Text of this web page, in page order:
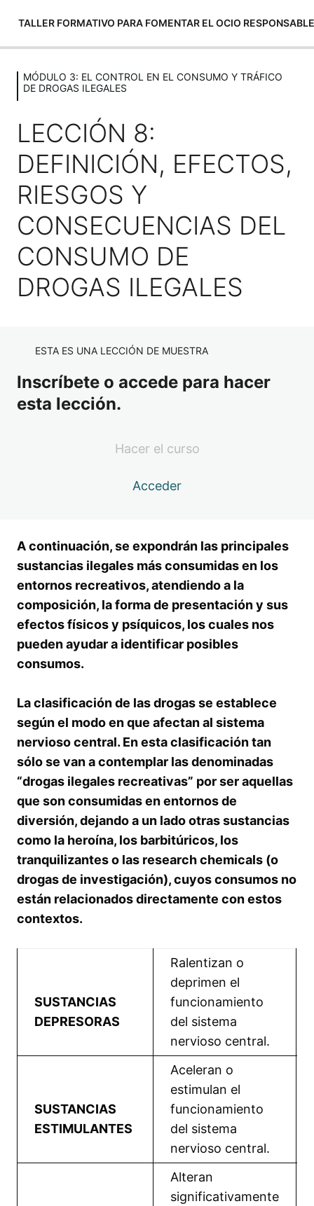
TALLER FORMATIVO PARA FOMENTAR EL OCIO RESPONSABLE
MÓDULO 1: EVALUACIÓN INICIAL
MÓDULO 2: LA DISPENSACIÓN
RESPONSABLE DE ALCOHOL
4 lecciones, 4 cuestionarios
MÓDULO 3: EL CONTROL EN EL
CONSUMO Y TRÁFICO DE DROGAS
ILEGALES
LECCIÓN 7: NORMATIVA DE APLICACIÓN
ILEGALES EN ESTABLECIMIENTOS
HOSTELEROS Y DE OCIO NOCTURNO
CONSUMO DE DROGAS ILEGALES
LECCIÓN 9: BUENAS PRÁCTICAS
PROFESIONALES SOBRE CONTROL DE
CONSUMO DE DROGAS ILEGALES EN
Vista previa
RESPONSABLE DE LOS
Y LOCALES DE OCIO
3 lecciones, 3 cuestionarios
MÓDULO 3: EL CONTROL EN EL CONSUMO Y TRÁFICO
DE DROGAS ILEGALES
LECCIÓN 8:
DEFINICIÓN, EFECTOS,
RIESGOS Y
CONSECUENCIAS DEL
CONSUMO DE
DROGAS ILEGALES
ESTA ES UNA LECCIÓN DE MUESTRA
Inscríbete o accede para hacer
esta lección.
Hacer el curso
Acceder
A continuación, se expondrán las principales
sustancias ilegales más consumidas en los
entornos recreativos, atendiendo a la
composición, la forma de presentación y sus
efectos físicos y psíquicos, los cuales nos
pueden ayudar a identificar posibles
consumos.
La clasificación de las drogas se establece
según el modo en que afectan al sistema
nervioso central. En esta clasificación tan
sólo se van a contemplar las denominadas
“drogas ilegales recreativas” por ser aquellas
que son consumidas en entornos de
diversión, dejando a un lado otras sustancias
como la heroína, los barbitúricos, los
tranquilizantes o las research chemicals (o
drogas de investigación), cuyos consumos no
están relacionados directamente con estos
contextos.
SUSTANCIAS
DEPRESORAS
Ralentizan o
deprimen el
funcionamiento
del sistema
nervioso central.
SUSTANCIAS
ESTIMULANTES
Aceleran o
estimulan el
funcionamiento
del sistema
nervioso central.
Alteran
significativamente